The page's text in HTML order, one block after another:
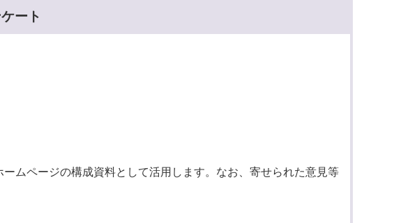
ート
ムページの構成資料として活用します。なお、寄せられた意見等